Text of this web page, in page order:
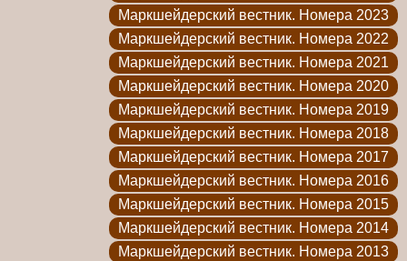
Маркшейдерский вестник. Номера 2023
Маркшейдерский вестник. Номера 2022
Маркшейдерский вестник. Номера 2021
Маркшейдерский вестник. Номера 2020
Маркшейдерский вестник. Номера 2019
Маркшейдерский вестник. Номера 2018
Маркшейдерский вестник. Номера 2017
Маркшейдерский вестник. Номера 2016
Маркшейдерский вестник. Номера 2015
Маркшейдерский вестник. Номера 2014
Маркшейдерский вестник. Номера 2013